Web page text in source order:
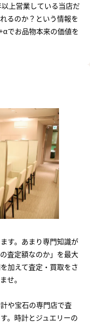
上営業している当店だ
るのか？という情報を
でお品物本来の価値を
す。あまり専門知識が
査定額なのか」を最大
加えて査定・買取をさ
せ。
や宝石の専門店で査
。時計とジュエリーの